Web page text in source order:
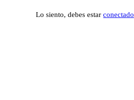
Lo siento, debes estarconectado